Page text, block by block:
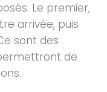
Le premier,
arrivée, puis
sont des
de